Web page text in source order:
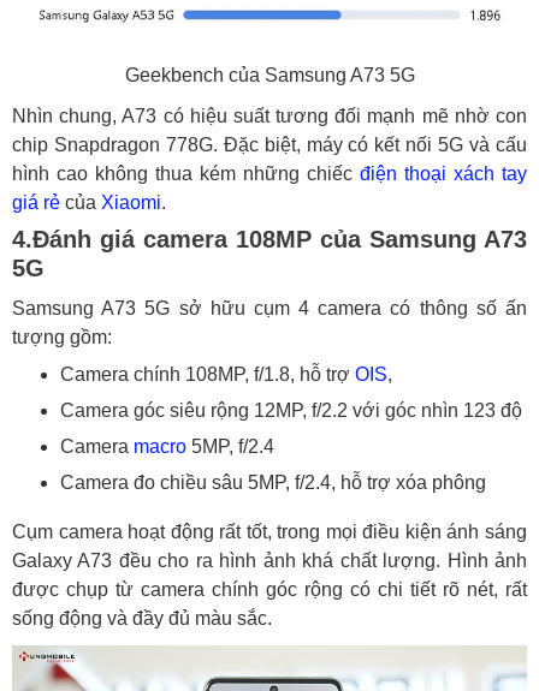
Geekbench của Samsung A73 5G
Nhìn chung, A73 có hiệu suất tương đối mạnh mẽ nhờ con
chip Snapdragon 778G. Đặc biệt, máy có kết nối 5G và cấu
hình cao không thua kém những chiếc điện thoại xách tay
giá rẻ của Xiaomi.
4.Đánh giá camera 108MP của Samsung A73
5G
Samsung A73 5G sở hữu cụm 4 camera có thông số ấn
tượng gồm:
Camera chính 108MP, f/1.8, hỗ trợ OIS,
Camera góc siêu rộng 12MP, f/2.2 với góc nhìn 123 độ
Camera macro 5MP, f/2.4
Camera đo chiều sâu 5MP, f/2.4, hỗ trợ xóa phông
Cụm camera hoạt động rất tốt, trong mọi điều kiện ánh sáng
Galaxy A73 đều cho ra hình ảnh khá chất lượng. Hình ảnh
được chụp từ camera chính góc rộng có chi tiết rõ nét, rất
sống động và đầy đủ màu sắc.